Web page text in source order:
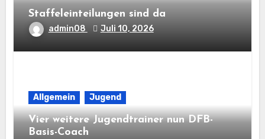
Staffeleinteilungen sind da
admin08 Juli 10, 2026
Allgemein Jugend
Vier weitere Jugendtrainer nun DFB-
Basis-Coach